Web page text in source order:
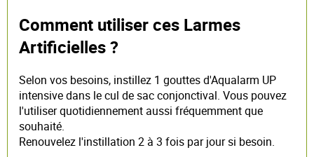
Comment utiliser ces Larmes
Artificielles ?
Selon vos besoins, instillez 1 gouttes d'Aqualarm UP
intensive dans le cul de sac conjonctival. Vous pouvez
l'utiliser quotidiennement aussi fréquemment que
souhaité.
Renouvelez l'instillation 2 à 3 fois par jour si besoin.